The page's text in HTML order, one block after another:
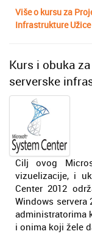
Više o kursu za
Infrastrukture Užice
Kurs i obuka
serverske
Cilj ovog
vizuelizacije, i
Center 2012
Windows servera
administratorima
i onima koji žele